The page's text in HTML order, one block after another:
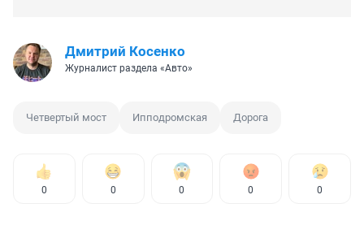
Дмитрий Косенко
Журналист раздела «Авто»
Четвертый мост Ипподромская Дорога
0 0 0 0 0